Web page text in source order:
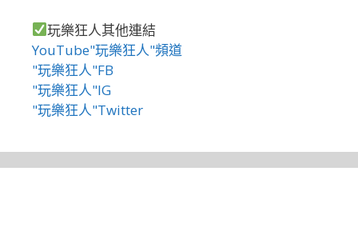
玩樂狂人其他連結
YouTube"玩樂狂人"頻道
"玩樂狂人"FB
"玩樂狂人"IG
"玩樂狂人"Twitter